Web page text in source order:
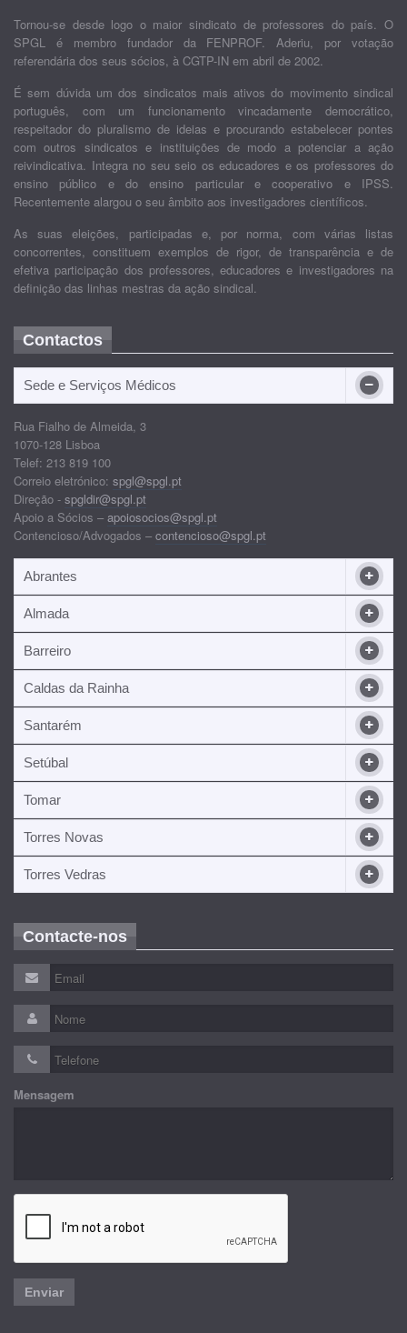
Tornou-se desde logo o maior sindicato de professores do país. O
SPGL é membro fundador da FENPROF. Aderiu, por votação
referendária dos seus sócios, à CGTP-IN em abril de 2002.
É sem dúvida um dos sindicatos mais ativos do movimento sindical
português, com um funcionamento vincadamente democrático,
respeitador do pluralismo de ideias e procurando estabelecer pontes
com outros sindicatos e instituições de modo a potenciar a ação
reivindicativa. Integra no seu seio os educadores e os professores do
ensino público e do ensino particular e cooperativo e IPSS.
Recentemente alargou o seu âmbito aos investigadores científicos.
As suas eleições, participadas e, por norma, com várias listas
concorrentes, constituem exemplos de rigor, de transparência e de
efetiva participação dos professores, educadores e investigadores na
definição das linhas mestras da ação sindical.
Contactos
Sede e Serviços Médicos
Rua Fialho de Almeida, 3
1070-128 Lisboa
Telef: 213 819 100
Correio eletrónico: spgl@spgl.pt
Direção - spgldir@spgl.pt
Apoio a Sócios – apoiosocios@spgl.pt
Contencioso/Advogados – contencioso@spgl.pt
Abrantes
Almada
Barreiro
Caldas da Rainha
Santarém
Setúbal
Tomar
Torres Novas
Torres Vedras
Contacte-nos
Mensagem
Enviar